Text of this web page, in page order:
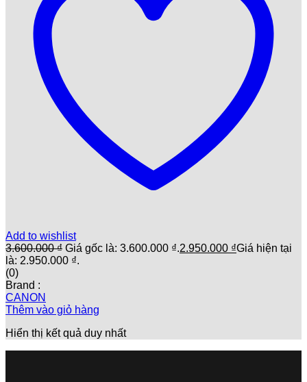
Add to wishlist
3.600.000₫ Giá gốc là: 3.600.000 ₫.2.950.000 ₫Giá hiện tại
là: 2.950.000 ₫.
(0)
Brand :
CANON
Thêm vào giỏ hàng
Hiển thị kết quả duy nhất